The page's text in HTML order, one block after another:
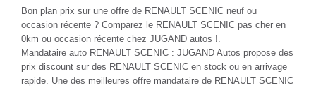
Bon plan prix sur une offre de RENAULT SCENIC neuf ou
occasion récente ? Comparez le RENAULT SCENIC pas cher en
0km ou occasion récente chez JUGAND autos !.
Mandataire auto RENAULT SCENIC : JUGAND Autos propose des
prix discount sur des RENAULT SCENIC en stock ou en arrivage
rapide. Une des meilleures offre mandataire de RENAULT SCENIC